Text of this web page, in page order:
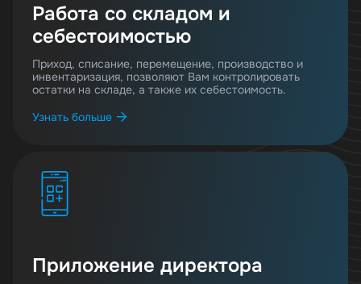
Работа со складом и
себестоимостью
Приход, списание, перемещение, производство и
инвентаризация, позволяют Вам контролировать
остатки на складе, а также их себестоимость.
Узнать больше
Приложение директора